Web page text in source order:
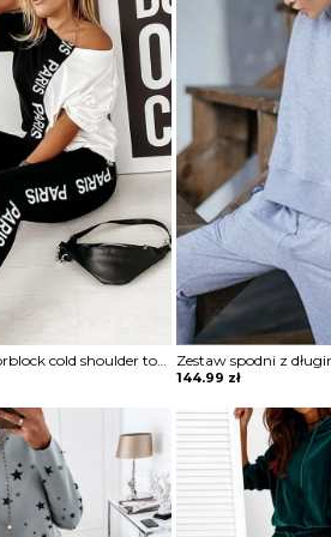
Letter print colorblock cold shoulder top i zestaw spodni komplet Amarilis
144.99 zł